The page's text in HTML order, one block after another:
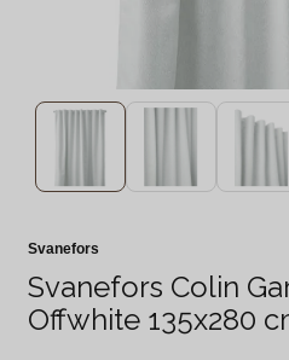
Svanefors
Svanefors Colin
Offwhite 135x280